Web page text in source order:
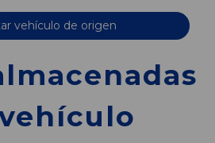
vehículo de origen